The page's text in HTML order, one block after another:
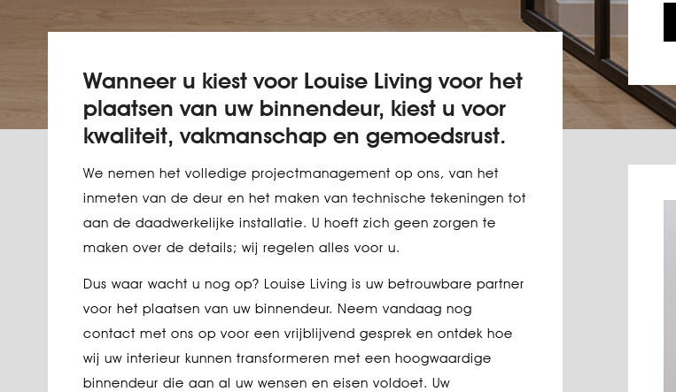
Wanneer u kiest voor Louise Living voor het
plaatsen van uw binnendeur, kiest u voor
kwaliteit, vakmanschap en gemoedsrust.
We nemen het volledige projectmanagement op ons, van het
inmeten van de deur en het maken van technische tekeningen tot
aan de daadwerkelijke installatie. U hoeft zich geen zorgen te
maken over de details; wij regelen alles voor u.
Dus waar wacht u nog op? Louise Living is uw betrouwbare partner
voor het plaatsen van uw binnendeur. Neem vandaag nog
contact met ons op voor een vrijblijvend gesprek en ontdek hoe
wij uw interieur kunnen transformeren met een hoogwaardige
binnendeur die aan al uw wensen en eisen voldoet. Uw